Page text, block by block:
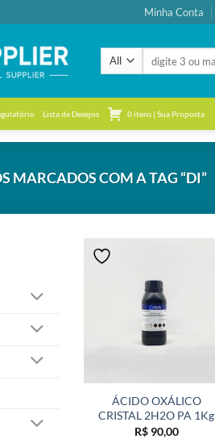
Minha Conta
por:
Lista de Desejos 0 itens | Sua Proposta
MARCADOS COM A TAG “DI”
ÁCIDO OXÁLICO
CRISTAL 2H2O PA 1Kg
R$90,00